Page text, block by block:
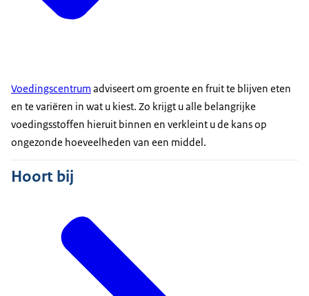
Voedingscentrum adviseert om groente en fruit te blijven eten
en te variëren in wat u kiest. Zo krijgt u alle belangrijke
voedingsstoffen hieruit binnen en verkleint u de kans op
ongezonde hoeveelheden van een middel.
Hoort bij